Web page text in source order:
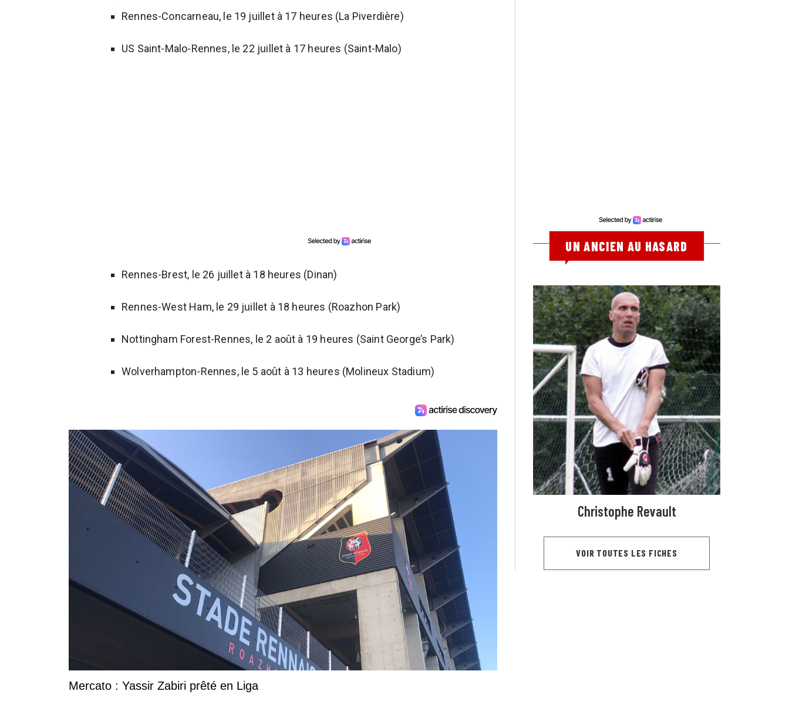
Rennes-Concarneau, le 19 juillet à 17 heures (La Piverdière)
US Saint-Malo-Rennes, le 22 juillet à 17 heures (Saint-Malo)
Rennes-Brest, le 26 juillet à 18 heures (Dinan)
Rennes-West Ham, le 29 juillet à 18 heures (Roazhon Park)
Nottingham Forest-Rennes, le 2 août à 19 heures (Saint George’s Park)
Wolverhampton-Rennes, le 5 août à 13 heures (Molineux Stadium)
Mercato : Yassir Zabiri prêté en Liga
UN ANCIEN AU HASARD
Christophe Revault
VOIR TOUTES LES FICHES